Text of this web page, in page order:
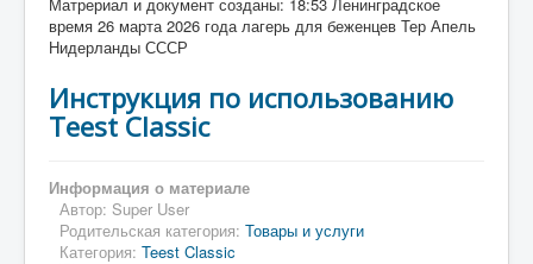
время 26 марта 2026 года лагерь для беженцев Тер Апель
Нидерланды СССР
Инструкция по использованию
Teest Classic
Информация о материале
Автор: Super User
Родительская категория: Товары и услуги
Категория: Teest Classic